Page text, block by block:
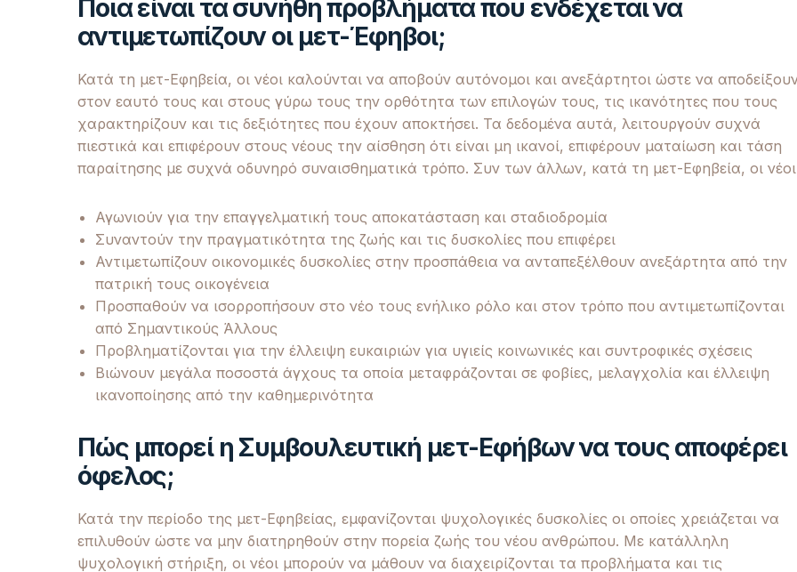
Ποια είναι τα συνήθη προβλήματα που ενδέχεται να
αντιμετωπίζουν οι μετ-Έφηβοι;
Κατά τη μετ-Εφηβεία, οι νέοι καλούνται να αποβούν αυτόνομοι και ανεξάρτητοι ώστε να
στον εαυτό τους και στους γύρω τους την ορθότητα των επιλογών τους, τις ικανότητες που τους
χαρακτηρίζουν και τις δεξιότητες που έχουν αποκτήσει. Τα δεδομένα αυτά, λειτουργούν συχνά
πιεστικά και επιφέρουν στους νέους την αίσθηση ότι είναι μη ικανοί, επιφέρουν ματαίωση και τάση
παραίτησης με συχνά οδυνηρό συναισθηματικά τρόπο. Συν των άλλων, κατά τη μετ-Εφηβεία, οι
Αγωνιούν για την επαγγελματική τους αποκατάσταση και σταδιοδρομία
Συναντούν την πραγματικότητα της ζωής και τις δυσκολίες που επιφέρει
Αντιμετωπίζουν οικονομικές δυσκολίες στην προσπάθεια να ανταπεξέλθουν ανεξάρτητα από την
πατρική τους οικογένεια
Προσπαθούν να ισορροπήσουν στο νέο τους ενήλικο ρόλο και στον τρόπο που αντιμετωπίζονται
από Σημαντικούς Άλλους
Προβληματίζονται για την έλλειψη ευκαιριών για υγιείς κοινωνικές και συντροφικές σχέσεις
Βιώνουν μεγάλα ποσοστά άγχους τα οποία μεταφράζονται σε φοβίες, μελαγχολία και έλλειψη
ικανοποίησης από την καθημερινότητα
Πώς μπορεί η Συμβουλευτική μετ-Εφήβων να τους αποφέρει
όφελος;
Κατά την περίοδο της μετ-Εφηβείας, εμφανίζονται ψυχολογικές δυσκολίες οι οποίες χρειάζεται να
επιλυθούν ώστε να μην διατηρηθούν στην πορεία ζωής του νέου ανθρώπου. Με κατάλληλη
ψυχολογική στήριξη, οι νέοι μπορούν να μάθουν να διαχειρίζονται τα προβλήματα και τις